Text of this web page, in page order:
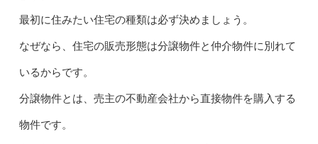
最初に住みたい住宅の種類は必ず決めましょう。
なぜなら、住宅の販売形態は分譲物件と仲介物件に別れて
いるからです。
分譲物件とは、売主の不動産会社から直接物件を購入する
物件です。